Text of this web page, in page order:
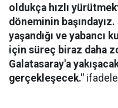
oldukça hızlı
döneminin
yaşandığı ve yabancı
için süreç biraz daha
Galatasaray'a
gerçekleşecek."